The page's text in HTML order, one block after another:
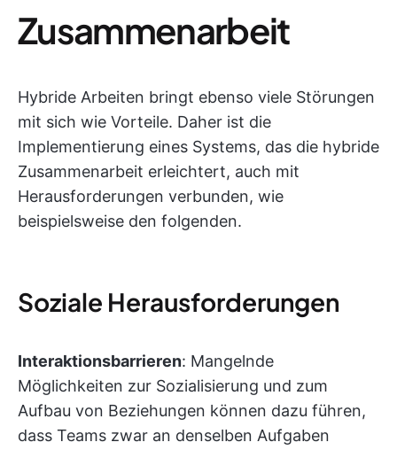
Zusammenarbeit
Hybride Arbeiten bringt ebenso viele Störungen
mit sich wie Vorteile. Daher ist die
Implementierung eines Systems, das die hybride
Zusammenarbeit erleichtert, auch mit
Herausforderungen verbunden, wie
beispielsweise den folgenden.
Soziale Herausforderungen
Interaktionsbarrieren: Mangelnde
Möglichkeiten zur Sozialisierung und zum
Aufbau von Beziehungen können dazu führen,
dass Teams zwar an denselben Aufgaben